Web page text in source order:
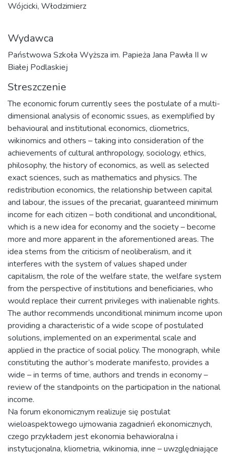
Wójcicki, Włodzimierz
Wydawca
Państwowa Szkoła Wyższa im. Papieża Jana Pawła II w
Białej Podlaskiej
Streszczenie
The economic forum currently sees the postulate of a multi-
dimensional analysis of economic ssues, as exemplified by
behavioural and institutional economics, cliometrics,
wikinomics and others – taking into consideration of the
achievements of cultural anthropology, sociology, ethics,
philosophy, the history of economics, as well as selected
exact sciences, such as mathematics and physics. The
redistribution economics, the relationship between capital
and labour, the issues of the precariat, guaranteed minimum
income for each citizen – both conditional and unconditional,
which is a new idea for economy and the society – become
more and more apparent in the aforementioned areas. The
idea stems from the criticism of neoliberalism, and it
interferes with the system of values shaped under
capitalism, the role of the welfare state, the welfare system
from the perspective of institutions and beneficiaries, who
would replace their current privileges with inalienable rights.
The author recommends unconditional minimum income upon
providing a characteristic of a wide scope of postulated
solutions, implemented on an experimental scale and
applied in the practice of social policy. The monograph, while
constituting the author’s moderate manifesto, provides a
wide – in terms of time, authors and trends in economy –
review of the standpoints on the participation in the national
income.
Na forum ekonomicznym realizuje się postulat
wieloaspektowego ujmowania zagadnień ekonomicznych,
czego przykładem jest ekonomia behawioralna i
instytucjonalna, kliometria, wikinomia, inne – uwzględniające